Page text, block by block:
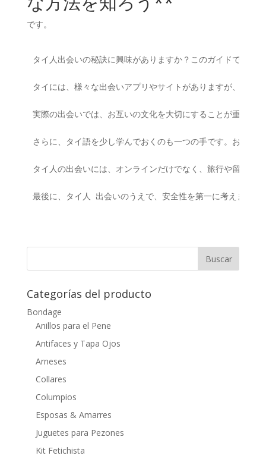
です。
タイ人出会いの秘訣に興味がありますか？このガイドで、有
タイには、様々な出会いアプリやサイトがありますが、それ
実際の出会いでは、お互いの文化を大切にすることが重要で
さらに、タイ語を少し学んでおくのも一つの手です。お互い
タイ人の出会いには、オンラインだけでなく、旅行や留学、
最後に、タイ人 出会いのうえで、安全性を第一に考えまし
Categorías del producto
Bondage
Anillos para el Pene
Antifaces y Tapa Ojos
Arneses
Collares
Columpios
Esposas & Amarres
Juguetes para Pezones
Kit Fetichista